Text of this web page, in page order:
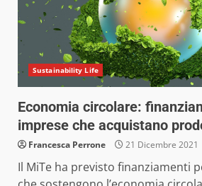
Sustainability Life
Economia circolare:
imprese che acquistano
Francesca Perrone 21 Dicembre 2021
Il MiTe ha previsto finanziamenti